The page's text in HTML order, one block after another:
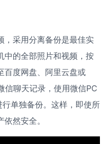
，采用分离备份是最佳实
中的全部照片和视频，按
百度网盘、阿里云盘或
信聊天记录，使用微信PC
单独备份。这样，即使所
然安全。